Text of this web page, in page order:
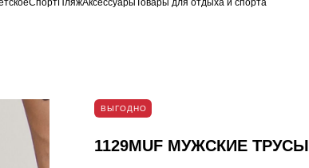
ВЫГОДНО
1129MUF МУЖСКИЕ ТРУСЫ